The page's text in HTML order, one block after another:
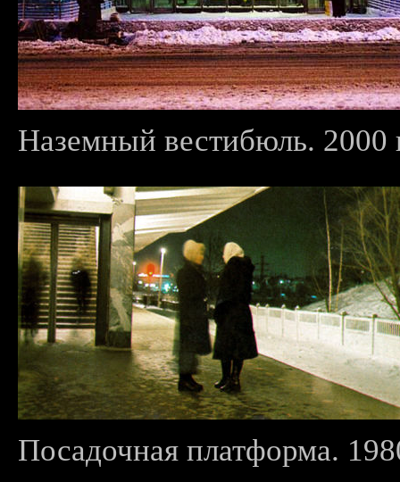
Наземный вестибюль. 2000
Посадочная платформа.